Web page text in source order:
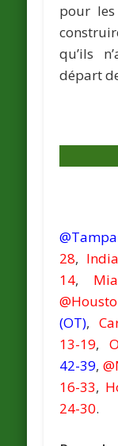
pour
qu’ils
départ
28,
14,
(OT),
13-19,
42-39,
16-33,
24-30.